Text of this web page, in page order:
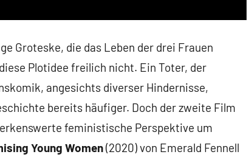
Groteske, die das Leben der drei Frauen
Plotidee freilich nicht. Ein Toter, der
angesichts diverser Hindernisse,
bereits häufiger. Doch der zweite Film
feministische Perspektive um
Young Women(2020) von Emerald Fennell